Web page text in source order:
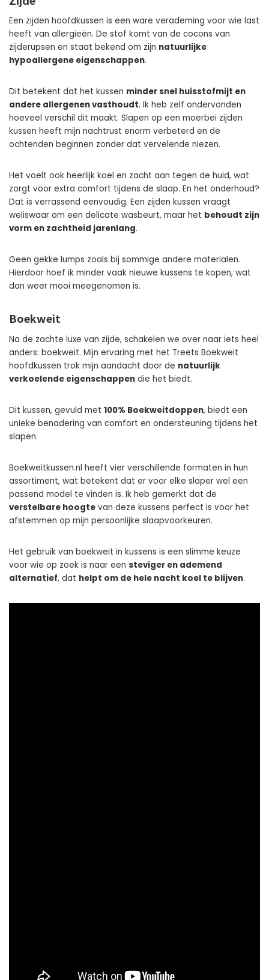
Een zijden hoofdkussen is een ware verademing voor wie last
heeft van allergieën. De stof komt van de cocons van
zijderupsen en staat bekend om zijn natuurlijke
hypoallergene eigenschappen.
Dit betekent dat het kussen minder snel huisstofmijt en
andere allergenen vasthoudt. Ik heb zelf ondervonden
hoeveel verschil dit maakt. Slapen op een moerbei zijden
kussen heeft mijn nachtrust enorm verbeterd en de
ochtenden beginnen zonder dat vervelende niezen.
Het voelt ook heerlijk koel en zacht aan tegen de huid, wat
zorgt voor extra comfort tijdens de slaap. En het onderhoud?
Dat is verrassend eenvoudig. Een zijden kussen vraagt
weliswaar om een delicate wasbeurt, maar het behoudt zijn
vorm en zachtheid jarenlang.
Geen gekke lumps zoals bij sommige andere materialen.
Hierdoor hoef ik minder vaak nieuwe kussens te kopen, wat
dan weer mooi meegenomen is.
Boekweit
Na de zachte luxe van zijde, schakelen we over naar iets heel
anders: boekweit. Mijn ervaring met het Treets Boekweit
hoofdkussen trok mijn aandacht door de natuurlijk
verkoelende eigenschappen die het biedt.
Dit kussen, gevuld met 100% Boekweitdoppen, biedt een
unieke benadering van comfort en ondersteuning tijdens het
slapen.
Boekweitkussen.nl heeft vier verschillende formaten in hun
assortiment, wat betekent dat er voor elke slaper wel een
passend model te vinden is. Ik heb gemerkt dat de
verstelbare hoogte van deze kussens perfect is voor het
afstemmen op mijn persoonlijke slaapvoorkeuren.
Het gebruik van boekweit in kussens is een slimme keuze
voor wie op zoek is naar een steviger en ademend
alternatief, dat helpt om de hele nacht koel te blijven.